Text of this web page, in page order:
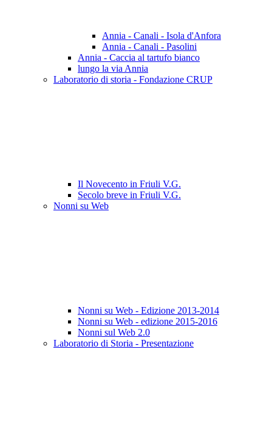
Annia - Canali - Isola d'Anfora
Annia - Canali - Pasolini
Annia - Caccia al tartufo bianco
lungo la via Annia
Laboratorio di storia - Fondazione CRUP
Il Novecento in Friuli V.G.
Secolo breve in Friuli V.G.
Nonni su Web
Nonni su Web - Edizione 2013-2014
Nonni su Web - edizione 2015-2016
Nonni sul Web 2.0
Laboratorio di Storia - Presentazione